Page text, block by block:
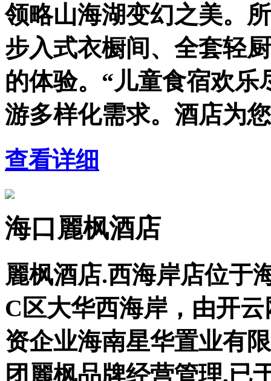
领略山海湖变幻之美。
步入式衣橱间、全套轻
的体验。“儿童食宿欢乐
游多样化需求。酒店为
查看详细
海口麗枫酒店
麗枫酒店.西海岸店位于
C区大华西海岸，由开
资企业海南星华置业有
团麗枫品牌经营管理,已